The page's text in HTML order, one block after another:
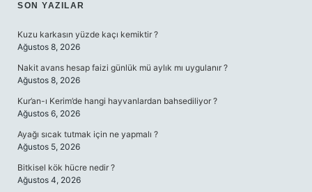
SIDEBAR
SON YAZILAR
Kuzu karkasın yüzde kaçı kemiktir ?
Ağustos 8, 2026
Nakit avans hesap faizi günlük mü aylık mı uygulanır ?
Ağustos 8, 2026
Kur’an-ı Kerim’de hangi hayvanlardan bahsediliyor ?
Ağustos 6, 2026
Ayağı sıcak tutmak için ne yapmalı ?
Ağustos 5, 2026
Bitkisel kök hücre nedir ?
Ağustos 4, 2026